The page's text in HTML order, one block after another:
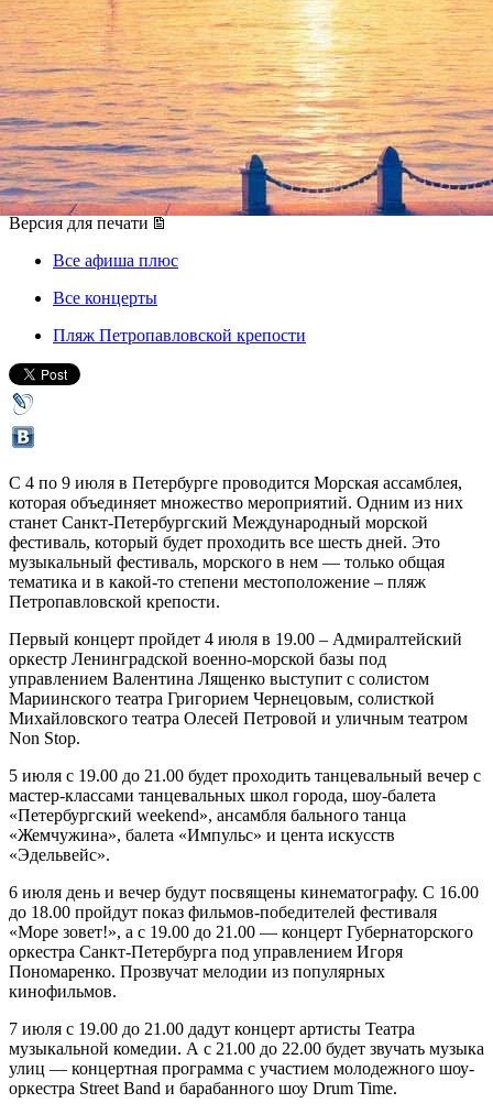
Морской фестиваль проведет
бесплатные концерты и
кинопоказ
04 июля 2017, вторник-09 июля 2017, воскресенье
Версия для печати
Все афиша плюс
Все концерты
Пляж Петропавловской крепости
С 4 по 9 июля в Петербурге проводится Морская ассамблея,
которая объединяет множество мероприятий. Одним из них
станет Санкт-Петербургский Международный морской
фестиваль, который будет проходить все шесть дней. Это
музыкальный фестиваль, морского в нем — только общая
тематика и в какой-то степени местоположение – пляж
Петропавловской крепости.
Первый концерт пройдет 4 июля в 19.00 – Адмиралтейский
оркестр Ленинградской военно-морской базы под
управлением Валентина Лященко выступит с солистом
Мариинского театра Григорием Чернецовым, солисткой
Михайловского театра Олесей Петровой и уличным театром
Non Stop.
5 июля с 19.00 до 21.00 будет проходить танцевальный вечер с
мастер-классами танцевальных школ города, шоу-балета
«Петербургский weekend», ансамбля бального танца
«Жемчужина», балета «Импульс» и цента искусств
«Эдельвейс».
6 июля день и вечер будут посвящены кинематографу. С 16.00
до 18.00 пройдут показ фильмов-победителей фестиваля
«Море зовет!», а с 19.00 до 21.00 — концерт Губернаторского
оркестра Санкт-Петербурга под управлением Игоря
Пономаренко. Прозвучат мелодии из популярных
кинофильмов.
7 июля с 19.00 до 21.00 дадут концерт артисты Театра
музыкальной комедии. А с 21.00 до 22.00 будет звучать музыка
улиц — концертная программа с участием молодежного шоу-
оркестра Street Band и барабанного шоу Drum Time.